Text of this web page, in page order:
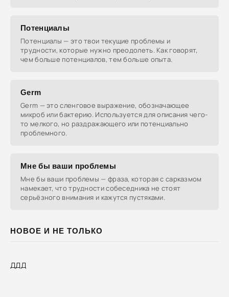
НОВОЕ И НЕ ТОЛЬКО
ДДД
Потенциалы
Потенциалы — это твои текущие проблемы и
трудности, которые нужно преодолеть. Как говорят,
чем больше потенциалов, тем больше опыта.
Germ
Germ — это сленговое выражение, обозначающее
микроб или бактерию. Используется для описания чего-
то мелкого, но раздражающего или потенциально
проблемного.
Мне бы ваши проблемы
Мне бы ваши проблемы — фраза, которая с сарказмом
намекает, что трудности собеседника не стоят
серьёзного внимания и кажутся пустяками.